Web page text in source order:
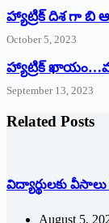
హ్యాట్రిక్ దిశ గా బి
October 5, 2023
హ్యాట్రిక్‌
September 13, 2023
Related Posts
విద్యార్థులకు
August 5,